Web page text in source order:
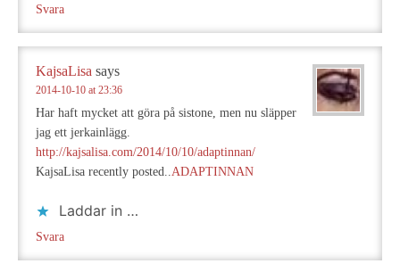
Svara
KajsaLisa says
2014-10-10 at 23:36
Har haft mycket att göra på sistone, men nu släpper
jag ett jerkainlägg.
http://kajsalisa.com/2014/10/10/adaptinnan/
KajsaLisa recently posted..ADAPTINNAN
Laddar in …
Svara